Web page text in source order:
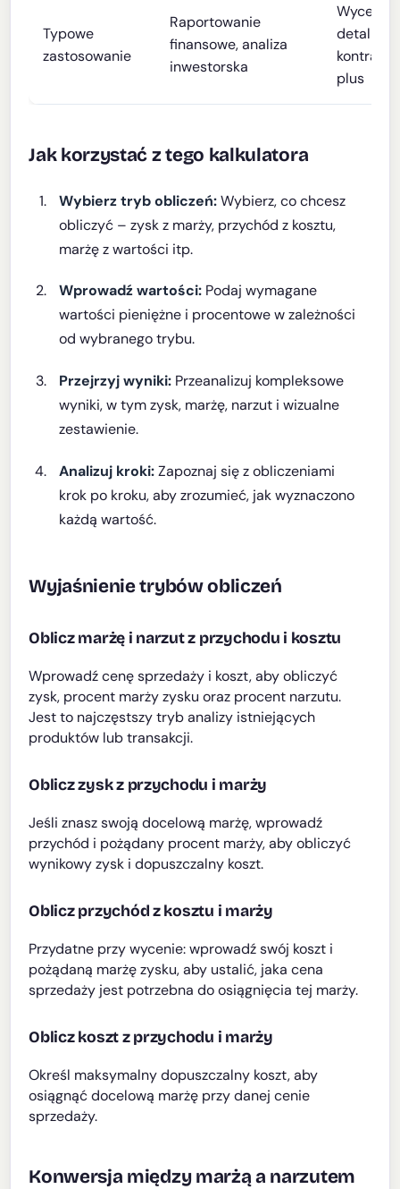
Typowe
zastosowanie
Raportowanie
finansowe, analiza
inwestorska
Wycena
plus
Jak korzystać z tego kalkulatora
Wybierz tryb obliczeń:Wybierz, co chcesz
obliczyć – zysk z marży, przychód z kosztu,
marżę z wartości itp.
Wprowadź wartości: Podaj wymagane
wartości pieniężne i procentowe w zależności
od wybranego trybu.
Przejrzyj wyniki: Przeanalizuj kompleksowe
wyniki, w tym zysk, marżę, narzut i wizualne
zestawienie.
Analizuj kroki:Zapoznaj się z obliczeniami
krok po kroku, aby zrozumieć, jak wyznaczono
każdą wartość.
Wyjaśnienie trybów obliczeń
Oblicz marżę i narzut z przychodu i kosztu
Wprowadź cenę sprzedaży i koszt, aby obliczyć
zysk, procent marży zysku oraz procent narzutu.
Jest to najczęstszy tryb analizy istniejących
produktów lub transakcji.
Oblicz zysk z przychodu i marży
Jeśli znasz swoją docelową marżę, wprowadź
przychód i pożądany procent marży, aby obliczyć
wynikowy zysk i dopuszczalny koszt.
Oblicz przychód z kosztu i marży
Przydatne przy wycenie: wprowadź swój koszt i
pożądaną marżę zysku, aby ustalić, jaka cena
sprzedaży jest potrzebna do osiągnięcia tej marży.
Oblicz koszt z przychodu i marży
Określ maksymalny dopuszczalny koszt, aby
osiągnąć docelową marżę przy danej cenie
sprzedaży.
Konwersja między marżą a narzutem